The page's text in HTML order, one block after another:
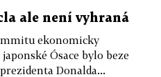
ale není vyhraná
ekonomicky
Ósace bylo beze
Donalda...